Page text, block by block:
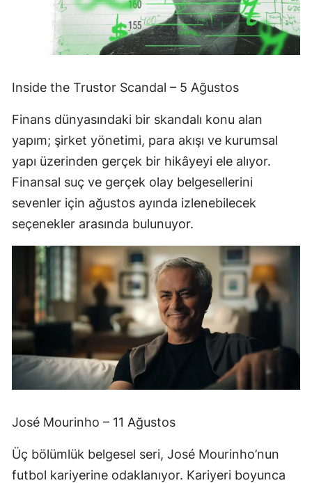
Inside the Trustor Scandal – 5 Ağustos
Finans dünyasındaki bir skandalı konu alan
yapım; şirket yönetimi, para akışı ve kurumsal
yapı üzerinden gerçek bir hikâyeyi ele alıyor.
Finansal suç ve gerçek olay belgesellerini
sevenler için ağustos ayında izlenebilecek
seçenekler arasında bulunuyor.
José Mourinho – 11 Ağustos
Üç bölümlük belgesel seri, José Mourinho’nun
futbol kariyerine odaklanıyor. Kariyeri boyunca